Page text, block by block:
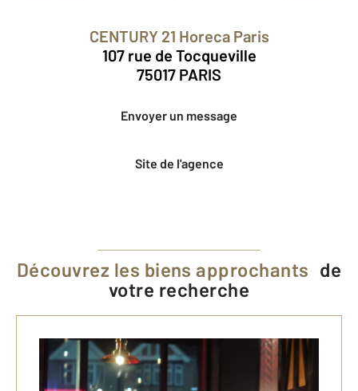
CENTURY 21 Horeca Paris
107 rue de Tocqueville
75017 PARIS
Envoyer un message
Site de l'agence
Découvrez les biens approchants de
votre recherche